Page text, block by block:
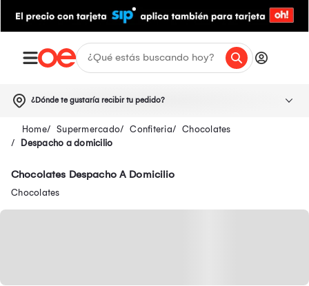
¿Dónde te gustaría recibir tu pedido?
Supermercado Confiteria
Chocolates
Despacho a domicilio
Chocolates Despacho A Domicilio
Chocolates